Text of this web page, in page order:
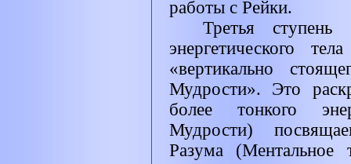
работы с Рейки.
Третья
энергетического
«вертикально
Мудрости». Это
более тонкого
Мудрости)
Разума (Ментальное